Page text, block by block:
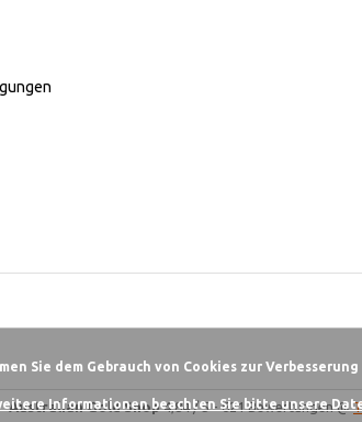
Australian Gold Shop 4,84/5-621Bewertungen @
Sie dem Gebrauch von Cookies zur
Informationen beachten Sie bitte unsere